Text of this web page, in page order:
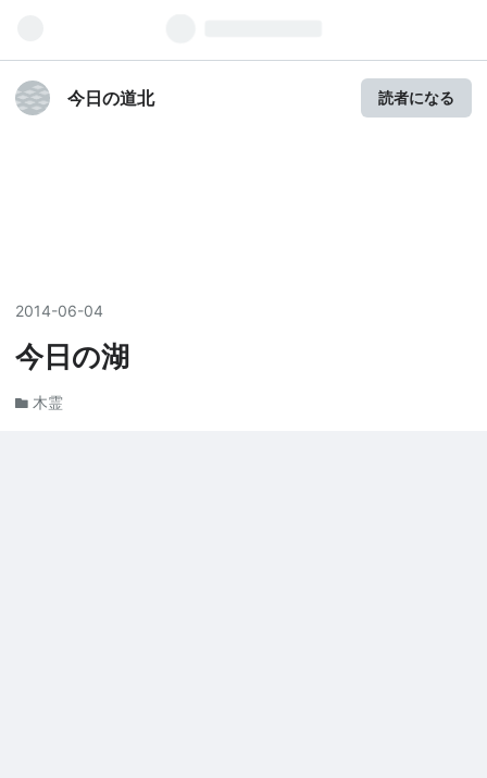
今日の道北 読者になる
2014-06-04
今日の湖
木霊